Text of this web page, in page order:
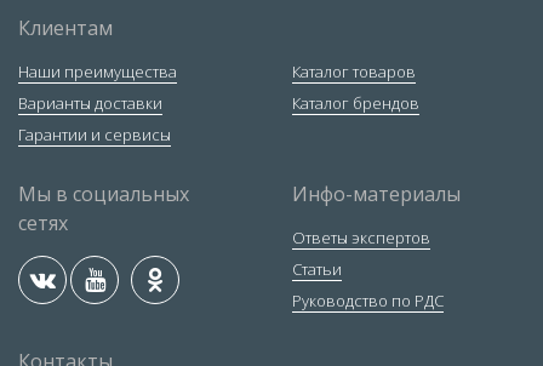
Клиентам
Наши преимущества
Варианты доставки
Гарантии и сервисы
Каталог товаров
Каталог брендов
Мы в социальных
сетях
Инфо-материалы
Ответы экспертов
Статьи
Руководство по РДС